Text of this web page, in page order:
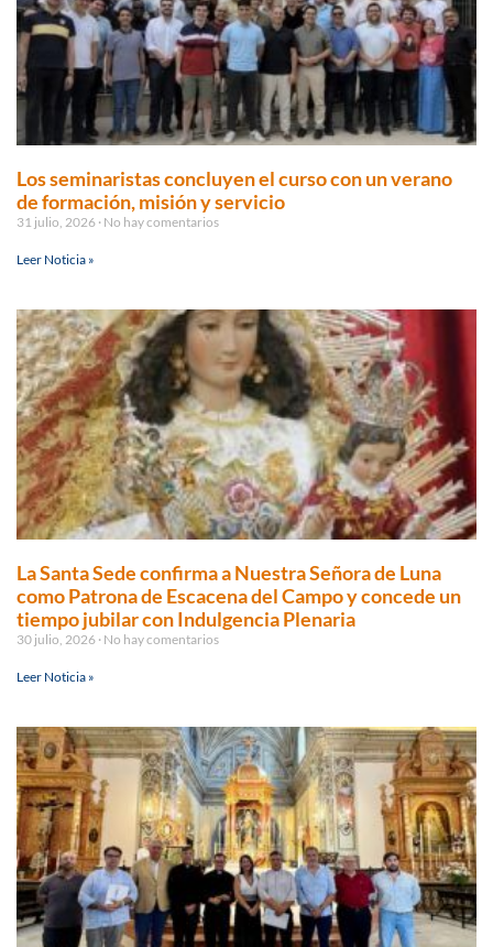
Los seminaristas concluyen el curso con un verano
de formación, misión y servicio
31 julio, 2026 No hay comentarios
Leer Noticia »
La Santa Sede confirma a Nuestra Señora de Luna
como Patrona de Escacena del Campo y concede un
tiempo jubilar con Indulgencia Plenaria
30 julio, 2026 No hay comentarios
Leer Noticia »